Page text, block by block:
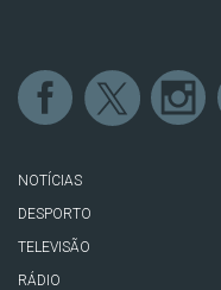
NOTÍCIAS
DESPORTO
TELEVISÃO
RÁDIO